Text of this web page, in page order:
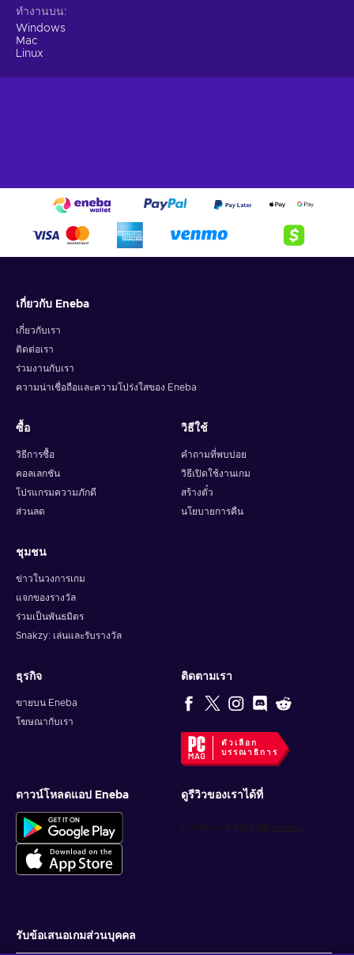
ทำงานบน
Windows
Mac
Linux
เกี่ยวกับ Eneba
เกี่ยวกับเรา
ติดต่อเรา
ร่วมงานกับเรา
ความน่าเชื่อถือและความโปร่งใสของ Eneba
ซื้อ
วิธีการซื้อ
คอลเลกชัน
โปรแกรมความภักดี
ส่วนลด
วิธีใช้
คำถามที่พบบ่อย
วิธีเปิดใช้งานเกม
สร้างตั๋ว
นโยบายการคืน
ชุมชน
ข่าวในวงการเกม
แจกของรางวัล
ร่วมเป็นพันธมิตร
Snakzy: เล่นและรับรางวัล
ธุรกิจ
ขายบน Eneba
โฆษณากับเรา
ติดตามเรา
ตัวเลือก
บรรณาธิการ
ดาวน์โหลดแอป Eneba ดูรีวิวของเราได้ที่
รับข้อเสนอเกมส่วนบุคคล